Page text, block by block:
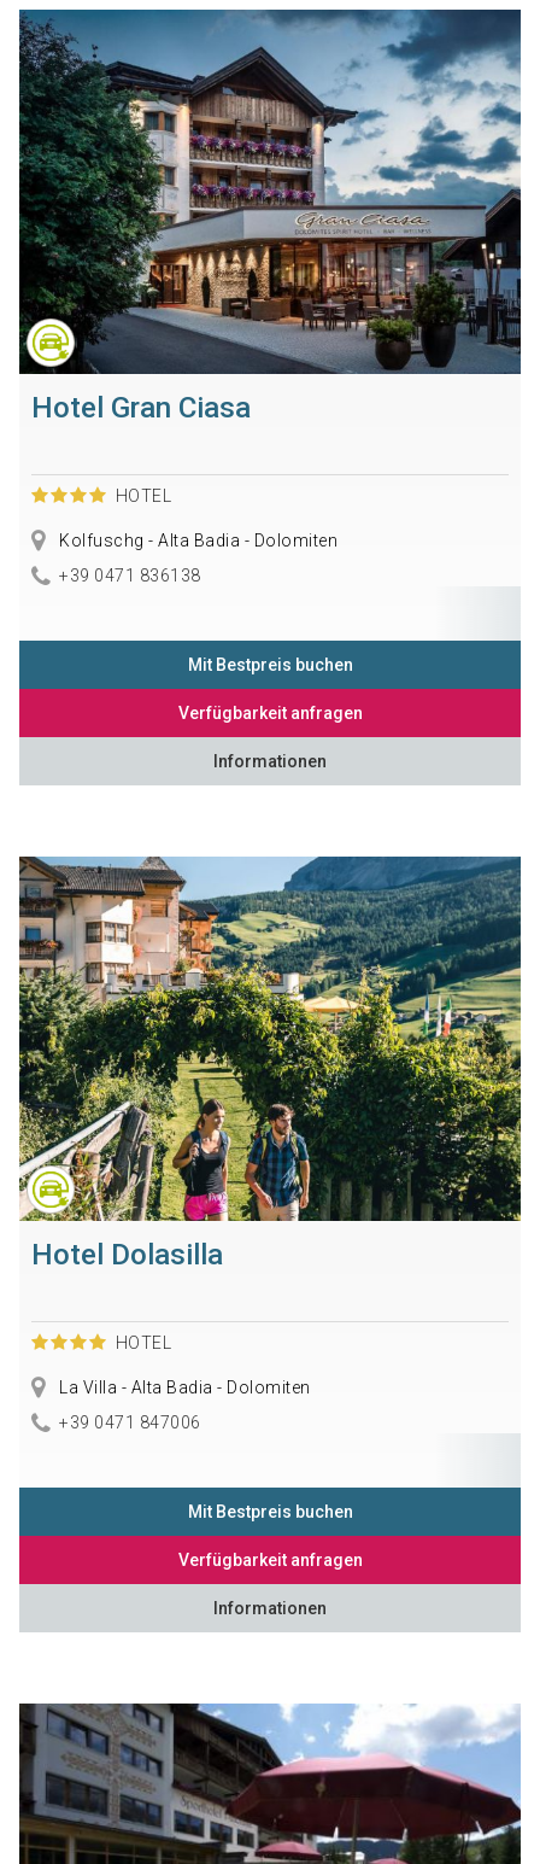
Hotel Gran Ciasa
HOTEL
Kolfuschg - Alta Badia - Dolomiten
+39 0471 836138
Mit Bestpreis buchen
Verfügbarkeit anfragen
Informationen
Hotel Dolasilla
HOTEL
La Villa - Alta Badia - Dolomiten
+39 0471 847006
Mit Bestpreis buchen
Verfügbarkeit anfragen
Informationen